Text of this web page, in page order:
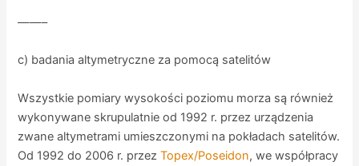
——–
c) badania altymetryczne za pomocą satelitów
Wszystkie pomiary wysokości poziomu morza są również
wykonywane skrupulatnie od 1992 r. przez urządzenia
zwane altymetrami umieszczonymi na pokładach satelitów.
Od 1992 do 2006 r. przezTopex/Poseidon, we współpracy